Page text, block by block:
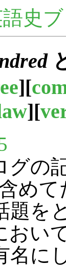
史
][
][
の
め
題を
おい
名に